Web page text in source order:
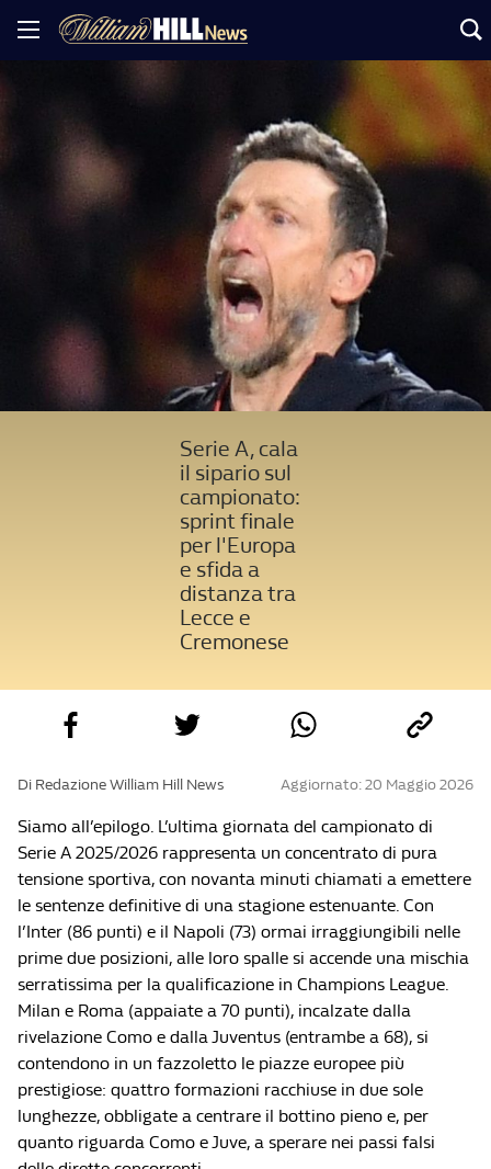
Serie A, cala
il sipario sul
campionato:
sprint finale
per l'Europa
e sfida a
distanza tra
Lecce e
Cremonese
Di Redazione William Hill News Aggiornato: 20 Maggio 2026
Siamo all’epilogo. L’ultima giornata del campionato di
Serie A 2025/2026 rappresenta un concentrato di pura
tensione sportiva, con novanta minuti chiamati a emettere
le sentenze definitive di una stagione estenuante. Con
l’Inter (86 punti) e il Napoli (73) ormai irraggiungibili nelle
prime due posizioni, alle loro spalle si accende una mischia
serratissima per la qualificazione in Champions League.
Milan e Roma (appaiate a 70 punti), incalzate dalla
rivelazione Como e dalla Juventus (entrambe a 68), si
contendono in un fazzoletto le piazze europee più
prestigiose: quattro formazioni racchiuse in due sole
lunghezze, obbligate a centrare il bottino pieno e, per
quanto riguarda Como e Juve, a sperare nei passi falsi